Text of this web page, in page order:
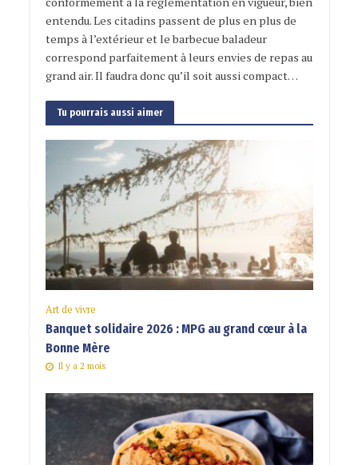
entendu. Les citadins passent de plus en plus de
temps à l’extérieur et le barbecue baladeur
correspond parfaitement à leurs envies de repas au
grand air. Il faudra donc qu’il soit aussi compact…
Tu pourrais aussi aimer
Art de vivre
Banquet solidaire 2026 : MPG au grand cœur à la
Bonne Mère
Il y a 2 mois